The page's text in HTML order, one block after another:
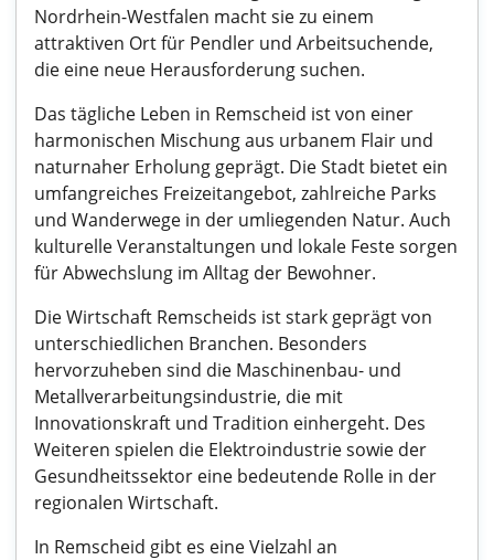
Nordrhein-Westfalen macht sie zu einem
attraktiven Ort für Pendler und Arbeitsuchende,
die eine neue Herausforderung suchen.
Das tägliche Leben in Remscheid ist von einer
harmonischen Mischung aus urbanem Flair und
naturnaher Erholung geprägt. Die Stadt bietet ein
umfangreiches Freizeitangebot, zahlreiche Parks
und Wanderwege in der umliegenden Natur. Auch
kulturelle Veranstaltungen und lokale Feste sorgen
für Abwechslung im Alltag der Bewohner.
Die Wirtschaft Remscheids ist stark geprägt von
unterschiedlichen Branchen. Besonders
hervorzuheben sind die Maschinenbau- und
Metallverarbeitungsindustrie, die mit
Innovationskraft und Tradition einhergeht. Des
Weiteren spielen die Elektroindustrie sowie der
Gesundheitssektor eine bedeutende Rolle in der
regionalen Wirtschaft.
In Remscheid gibt es eine Vielzahl an